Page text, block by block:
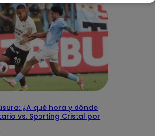
¿A qué hora y dónde
vs. Sporting Cristal por